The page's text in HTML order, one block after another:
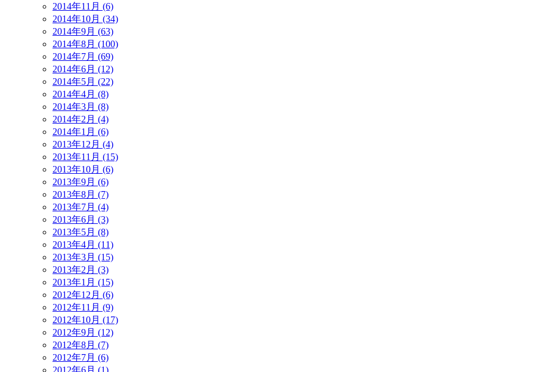
2014年11月 (6)
2014年10月 (34)
2014年9月 (63)
2014年8月 (100)
2014年7月 (69)
2014年6月 (12)
2014年5月 (22)
2014年4月 (8)
2014年3月 (8)
2014年2月 (4)
2014年1月 (6)
2013年12月 (4)
2013年11月 (15)
2013年10月 (6)
2013年9月 (6)
2013年8月 (7)
2013年7月 (4)
2013年6月 (3)
2013年5月 (8)
2013年4月 (11)
2013年3月 (15)
2013年2月 (3)
2013年1月 (15)
2012年12月 (6)
2012年11月 (9)
2012年10月 (17)
2012年9月 (12)
2012年8月 (7)
2012年7月 (6)
2012年6月 (1)